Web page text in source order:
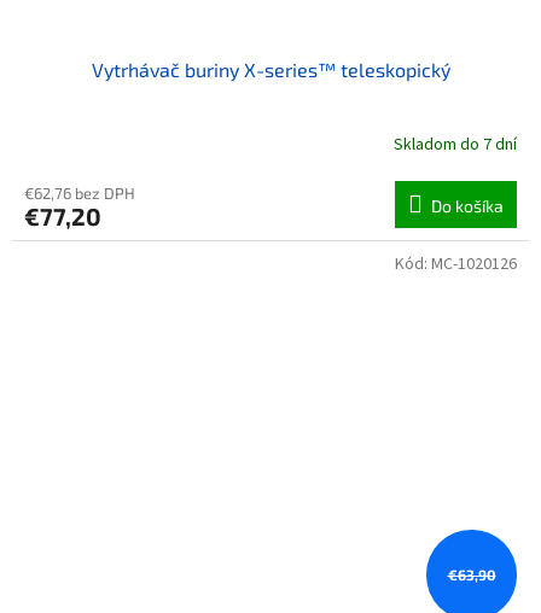
Vytrhávač buriny X-series™ teleskopický
Skladom do 7 dní
€62,76 bez DPH
€77,20 Do košíka
€63,90
Kód: MC-1020126